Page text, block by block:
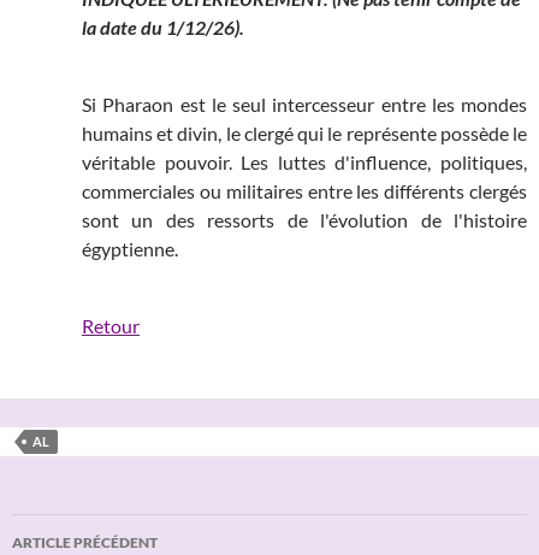
la date du 1/12/26).
Si Pharaon est le seul intercesseur entre les mondes
humains et divin, le clergé qui le représente possède le
véritable pouvoir. Les luttes d'influence, politiques,
commerciales ou militaires entre les différents clergés
sont un des ressorts de l'évolution de l'histoire
égyptienne.
Retour
AL
Navigation
ARTICLE PRÉCÉDENT